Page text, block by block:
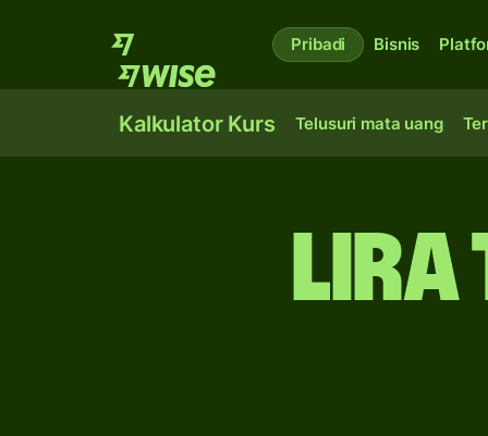
Pribadi Bisnis
Kalkulator Kurs Telusuri mata uang
lira